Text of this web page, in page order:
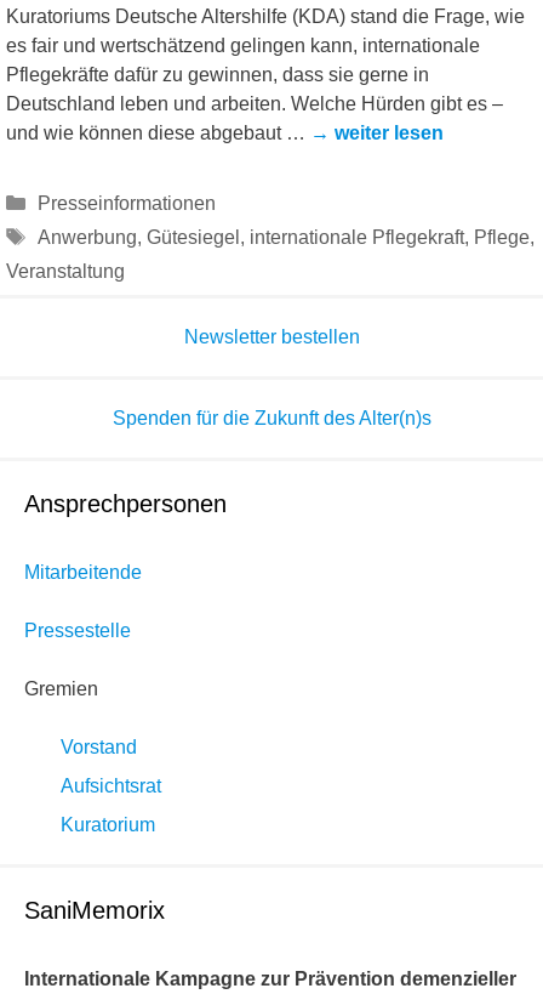
Kuratoriums Deutsche Altershilfe (KDA) stand die Frage, wie
es fair und wertschätzend gelingen kann, internationale
Pflegekräfte dafür zu gewinnen, dass sie gerne in
Deutschland leben und arbeiten. Welche Hürden gibt es –
und wie können diese abgebaut … → weiter lesen
Kategorien
Presseinformationen
Schlagwörter
Anwerbung, Gütesiegel , internationale Pflegekraft, Pflege,
Veranstaltung
Newsletter bestellen
Spenden für die Zukunft des Alter(n)s
Ansprechpersonen
Mitarbeitende
Pressestelle
Gremien
Vorstand
Aufsichtsrat
Kuratorium
SaniMemorix
Internationale Kampagne zur Prävention demenzieller